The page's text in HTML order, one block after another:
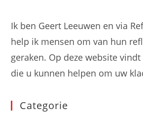
Ik ben Geert Leeuwen en via
help ik mensen om van hun
geraken. Op deze website
die u kunnen helpen om uw
Categorie